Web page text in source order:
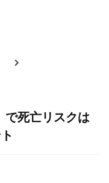
>
で死亡リスクは